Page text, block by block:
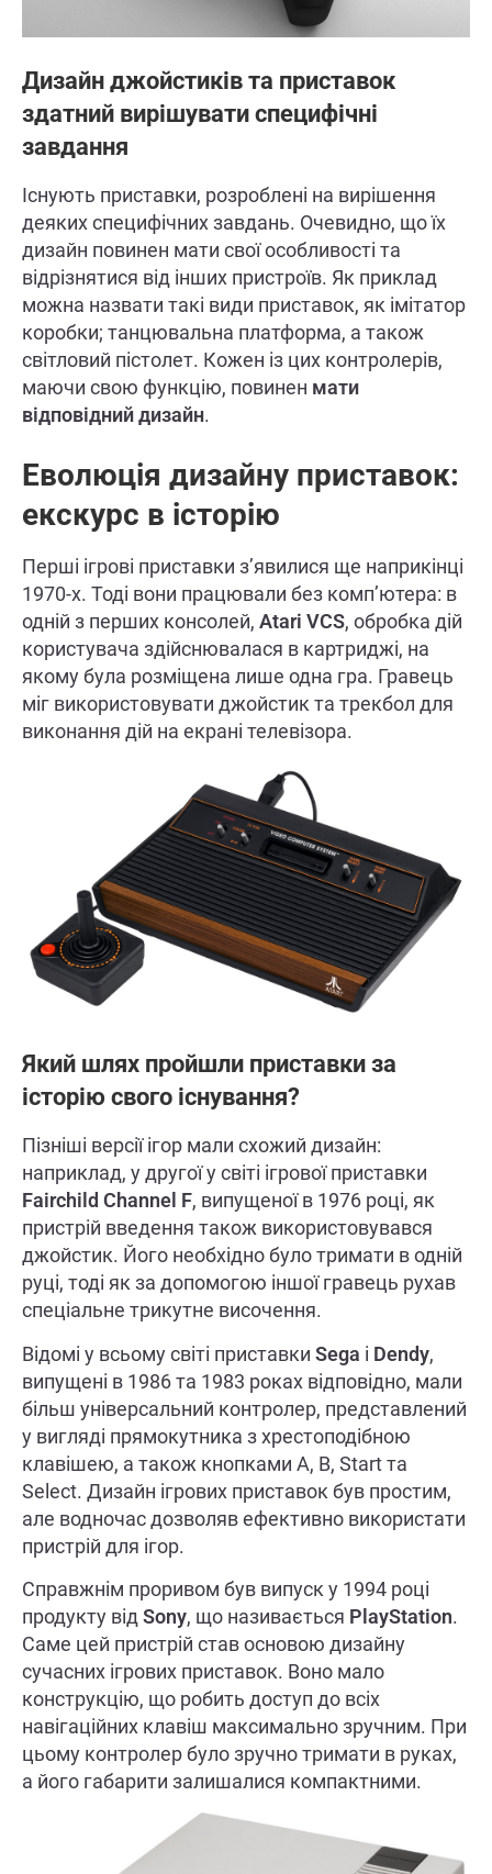
Дизайн джойстиків та приставок
здатний вирішувати специфічні
завдання
Існують приставки, розроблені на вирішення
деяких специфічних завдань. Очевидно, що їх
дизайн повинен мати свої особливості та
відрізнятися від інших пристроїв. Як приклад
можна назвати такі види приставок, як імітатор
коробки; танцювальна платформа, а також
світловий пістолет. Кожен із цих контролерів,
маючи свою функцію, повинен мати
відповідний дизайн.
Еволюція дизайну приставок:
екскурс в історію
Перші ігрові приставки з’явилися ще наприкінці
1970-х. Тоді вони працювали без комп’ютера: в
одній з перших консолей, Atari VCS, обробка дій
користувача здійснювалася в картриджі, на
якому була розміщена лише одна гра. Гравець
міг використовувати джойстик та трекбол для
виконання дій на екрані телевізора.
Який шлях пройшли приставки за
історію свого існування?
Пізніші версії ігор мали схожий дизайн:
наприклад, у другої у світі ігрової приставки
Fairchild Channel F, випущеної в 1976 році, як
пристрій введення також використовувався
джойстик. Його необхідно було тримати в одній
руці, тоді як за допомогою іншої гравець рухав
спеціальне трикутне височення.
Відомі у всьому світі приставки Sega і Dendy,
випущені в 1986 та 1983 роках відповідно, мали
більш універсальний контролер, представлений
у вигляді прямокутника з хрестоподібною
клавішею, а також кнопками A, B, Start та
Select. Дизайн ігрових приставок був простим,
але водночас дозволяв ефективно використати
пристрій для ігор.
Справжнім проривом був випуск у 1994 році
продукту від Sony, що називається PlayStation.
Саме цей пристрій став основою дизайну
сучасних ігрових приставок. Воно мало
конструкцію, що робить доступ до всіх
навігаційних клавіш максимально зручним. При
цьому контролер було зручно тримати в руках,
а його габарити залишалися компактними.